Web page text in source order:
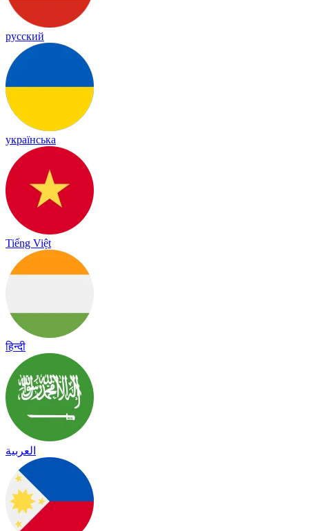
русский
українська
Tiếng Việt
हिन्दी
العربية